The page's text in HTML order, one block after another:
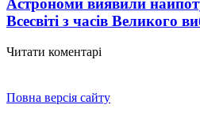
Астрономи виявили
Всесвіті з часів Великого
Читати коментарі
Повна версія сайту